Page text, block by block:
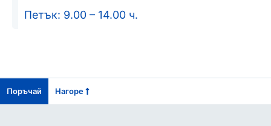
Петък: 9.00 – 14.00 ч.
Поръчай Нагоре